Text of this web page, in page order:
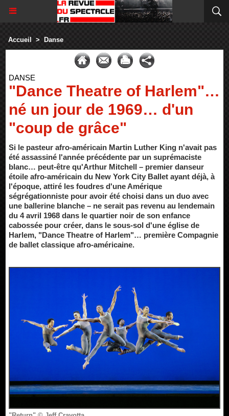
Accueil > Danse
DANSE
"Dance Theatre of Harlem"…
né un jour de 1969… d'un
"coup de grâce"
Si le pasteur afro-américain Martin Luther King n'avait pas
été assassiné l'année précédente par un suprémaciste
blanc… peut-être qu'Arthur Mitchell – premier danseur
étoile afro-américain du New York City Ballet ayant déjà, à
l'époque, attiré les foudres d'une Amérique
ségrégationniste pour avoir été choisi dans un duo avec
une ballerine blanche – ne serait pas revenu au lendemain
du 4 avril 1968 dans le quartier noir de son enfance
cabossée pour créer, dans le sous-sol d'une église de
Harlem, "Dance Theatre of Harlem"… première Compagnie
de ballet classique afro-américaine.